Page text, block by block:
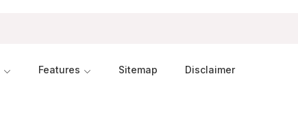
Features Sitemap Disclaimer